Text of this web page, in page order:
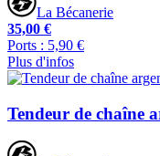
La Bécanerie
35,00 €
Ports : 5,90 €
Plus d'infos
Tendeur de chaîne